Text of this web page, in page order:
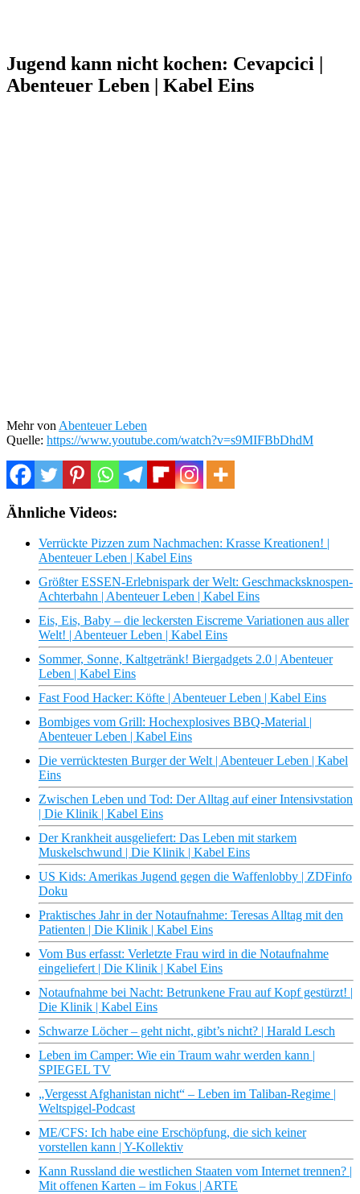
Jugend kann nicht kochen: Cevapcici |
Abenteuer Leben | Kabel Eins
Mehr von Abenteuer Leben
Quelle: https://www.youtube.com/watch?v=s9MIFBbDhdM
Ähnliche Videos:
Verrückte Pizzen zum Nachmachen: Krasse Kreationen! |
Abenteuer Leben | Kabel Eins
Größter ESSEN-Erlebnispark der Welt: Geschmacksknospen-
Achterbahn | Abenteuer Leben | Kabel Eins
Eis, Eis, Baby – die leckersten Eiscreme Variationen aus aller
Welt! | Abenteuer Leben | Kabel Eins
Sommer, Sonne, Kaltgetränk! Biergadgets 2.0 | Abenteuer
Leben | Kabel Eins
Fast Food Hacker: Köfte | Abenteuer Leben | Kabel Eins
Bombiges vom Grill: Hochexplosives BBQ-Material |
Abenteuer Leben | Kabel Eins
Die verrücktesten Burger der Welt | Abenteuer Leben | Kabel
Eins
Zwischen Leben und Tod: Der Alltag auf einer Intensivstation
| Die Klinik | Kabel Eins
Der Krankheit ausgeliefert: Das Leben mit starkem
Muskelschwund | Die Klinik | Kabel Eins
US Kids: Amerikas Jugend gegen die Waffenlobby | ZDFinfo
Doku
Praktisches Jahr in der Notaufnahme: Teresas Alltag mit den
Patienten | Die Klinik | Kabel Eins
Vom Bus erfasst: Verletzte Frau wird in die Notaufnahme
eingeliefert | Die Klinik | Kabel Eins
Notaufnahme bei Nacht: Betrunkene Frau auf Kopf gestürzt! |
Die Klinik | Kabel Eins
Schwarze Löcher – geht nicht, gibt’s nicht? | Harald Lesch
Leben im Camper: Wie ein Traum wahr werden kann |
SPIEGEL TV
„Vergesst Afghanistan nicht“ – Leben im Taliban-Regime |
Weltspigel-Podcast
ME/CFS: Ich habe eine Erschöpfung, die sich keiner
vorstellen kann | Y-Kollektiv
Kann Russland die westlichen Staaten vom Internet trennen? |
Mit offenen Karten – im Fokus | ARTE